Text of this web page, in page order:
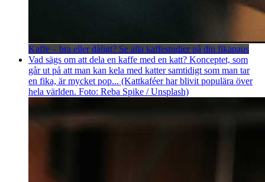
Kaffe – bra eller dåligt? Se alla kaffestudier på din fikapaus
Vad sägs om att dela en kaffe med en katt? Konceptet, som
går ut på att man kan kela med katter samtidigt som man tar
en fika, är mycket pop... (Kattkaféer har blivit populära över
hela världen. Foto: Reba Spike / Unsplash)